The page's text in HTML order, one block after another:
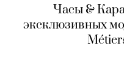
Часы &
эксклюзивных